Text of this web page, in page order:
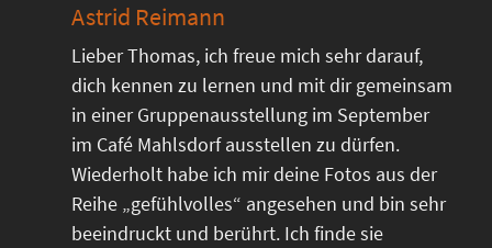
Astrid Reimann
Lieber Thomas, ich freue mich sehr darauf,
dich kennen zu lernen und mit dir gemeinsam
in einer Gruppenausstellung im September
im Café Mahlsdorf ausstellen zu dürfen.
Wiederholt habe ich mir deine Fotos aus der
Reihe „gefühlvolles“ angesehen und bin sehr
beeindruckt und berührt. Ich finde sie